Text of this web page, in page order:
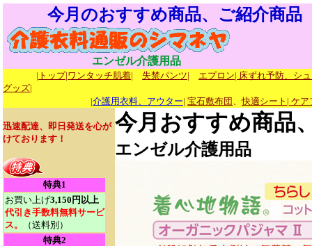
今月のおすすめ商品、ご紹介商品
エンゼル介護用品
|トップ|ワンタッチ肌着| 失禁パンツ| エプロン| 床ずれ予防、シ
グッズ|
|介護用衣料、アウター| 宝石敷布団 、快適シート | ケア
迅速配達、即日発送を心が
けております！
特典1
お買い上げ3,150円以上
代引き手数料無料サービ
ス。
（送料別）
特典2
今月おすすめ商品
エンゼル介護用品